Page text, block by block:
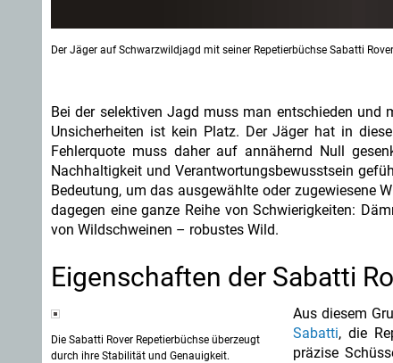
Der Jäger auf Schwarzwildjagd mit seiner Repetierbüchse Sabatti
Bei der selektiven Jagd muss man entschieden und
Unsicherheiten ist kein Platz. Der Jäger hat in
Fehlerquote muss daher auf annähernd Null
Nachhaltigkeit und Verantwortungsbewusstsein
Bedeutung, um das ausgewählte oder zugewiesene
dagegen eine ganze Reihe von Schwierigkeiten:
von Wildschweinen – robustes Wild.
Eigenschaften der Sabatti
Die Sabatti Rover Repetierbüchse überzeugt
durch ihre Stabilität und Genauigkeit.
Aus diesem
Sabatti, die
präzise